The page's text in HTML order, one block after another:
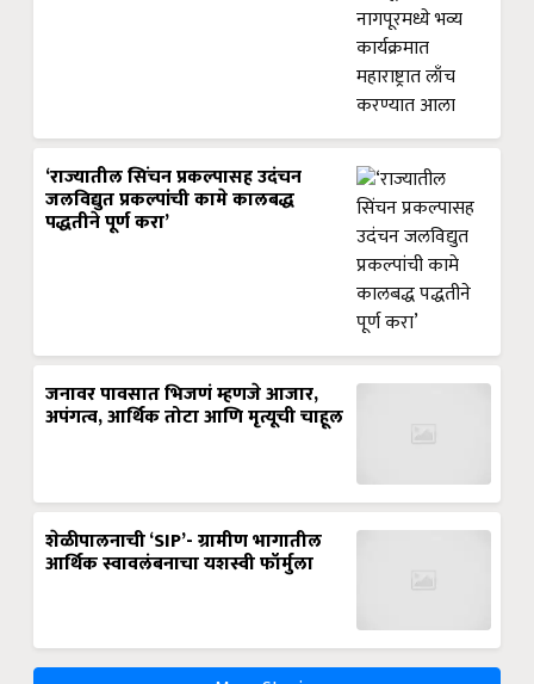
‘राज्यातील सिंचन प्रकल्पासह उदंचन
जलविद्युत प्रकल्पांची कामे कालबद्ध
पद्धतीने पूर्ण करा’
जनावर पावसात भिजणं म्हणजे आजार,
अपंगत्व, आर्थिक तोटा आणि मृत्यूची चाहूल
शेळीपालनाची ‘SIP’- ग्रामीण भागातील
आर्थिक स्वावलंबनाचा यशस्वी फॉर्मुला